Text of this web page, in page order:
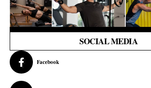
SOCIAL MEDIA
Facebook